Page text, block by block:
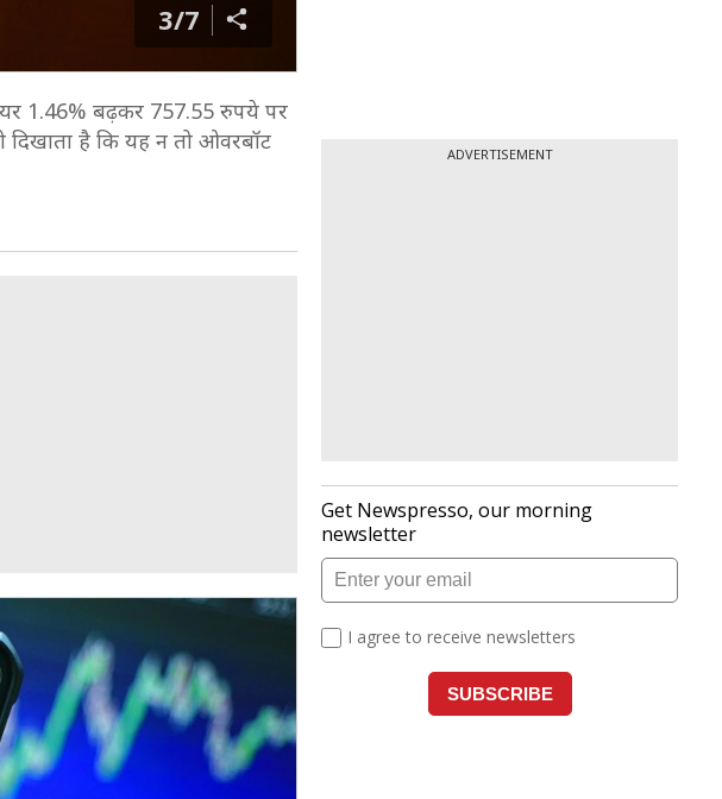
3/7
शेयर 1.46% बढ़कर 757.55 रुपये पर
दिखाता है कि यह न तो ओवरबॉट
ADVERTISEMENT